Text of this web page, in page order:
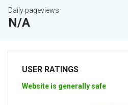
Daily pageviews
N/A
USER RATINGS
Website is generally safe